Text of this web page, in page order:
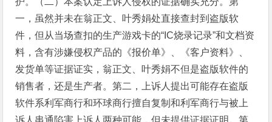
一，虽然并未在翁正文、叶秀娟处直接查封到盗版软
件，但从当场查扣的生产游戏卡的“IC烧录记录”和文档资
料，含有涉嫌侵权产品的《报价单》、《客户资料》、
发货单等证据证实，翁正文、叶秀娟不但是盗版软件的
销售者，还是生产者。第二，上诉人提出可能存在盗版
软件系利军商行和环球商行擅自复制和利军商行与被上
诉人串通陷害上诉人两种可能，但未提供证据证明。第